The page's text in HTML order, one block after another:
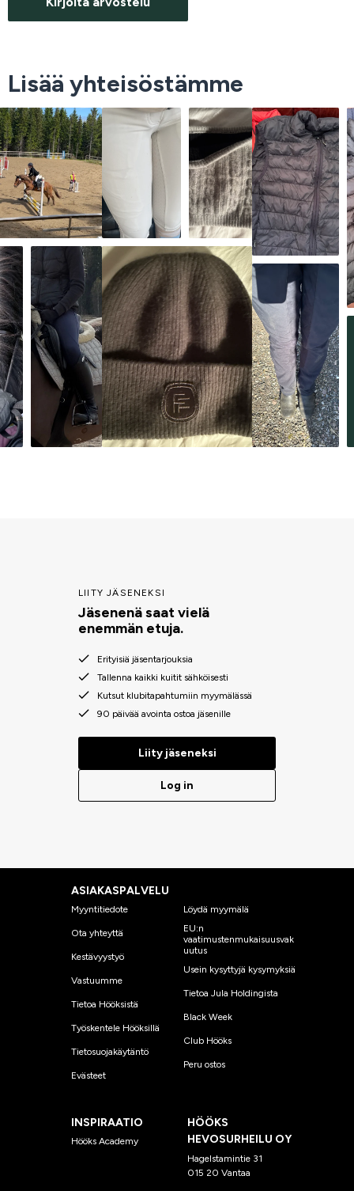
Lisää yhteisöstämme
LIITY JÄSENEKSI
Jäsenenä saat vielä
enemmän etuja.
Erityisiä jäsentarjouksia
Tallenna kaikki kuitit sähköisesti
Kutsut klubitapahtumiin myymälässä
90 päivää avointa ostoa jäsenille
Liity jäseneksi
Log in
ASIAKASPALVELU
Myyntitiedote
Ota yhteyttä
Kestävyystyö
Vastuumme
Tietoa Hööksistä
Työskentele Hööksillä
Tietosuojakäytäntö
Evästeet
Löydä myymälä
EU:n
vaatimustenmukaisuusvak
uutus
Usein kysyttyjä kysymyksiä
Tietoa Jula Holdingista
Black Week
Club Hööks
Peru ostos
INSPIRAATIO
Hööks Academy
HÖÖKS
HEVOSURHEILU OY
Hagelstamintie 31
015 20 Vantaa